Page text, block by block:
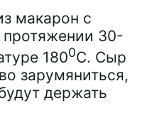
макарон с
протяжении 30-
1800С. Сыр
зарумяниться,
держать